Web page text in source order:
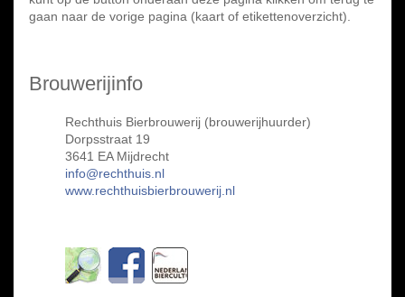
gaan naar de vorige pagina (kaart of etikettenoverzicht).
Brouwerijinfo
Rechthuis Bierbrouwerij (brouwerijhuurder)
Dorpsstraat 19
3641 EA Mijdrecht
info@rechthuis.nl
www.rechthuisbierbrouwerij.nl